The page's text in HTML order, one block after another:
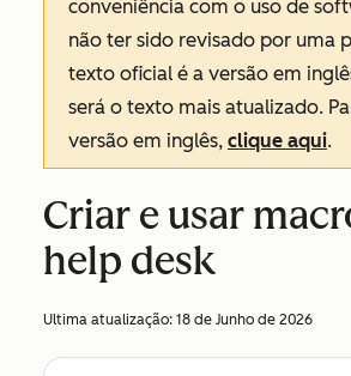
conveniência com o uso de
não ter sido revisado por uma
texto oficial é a versão em
será o texto mais atualizado.
versão em inglês, clique aqui.
Criar e usar
help desk
Ultima atualização: 18 de Junho de 2026